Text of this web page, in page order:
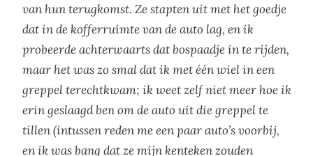
van hun terugkomst. Ze stapten uit met het goedje
dat in de kofferruimte van de auto lag, en ik
probeerde achterwaarts dat bospaadje in te rijden,
maar het was zo smal dat ik met één wiel in een
greppel terechtkwam; ik weet zelf niet meer hoe ik
erin geslaagd ben om de auto uit die greppel te
tillen (intussen reden me een paar auto’s voorbij,
en ik was bang dat ze mijn kenteken zouden